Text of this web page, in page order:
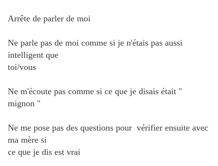
Arrête de parler de moi
Ne parle pas de moi comme si je n'étais pas aussi
intelligent que
toi/vous
Ne m'écoute pas comme si ce que je disais était "
mignon "
Ne me pose pas des questions pour vérifier ensuite avec
ma mère si
ce que je dis est vrai